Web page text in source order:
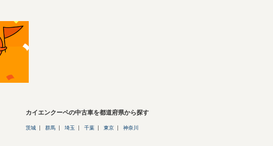
カイエンクーペの中古車を都道府県から探す
茨城 群馬 埼玉 千葉 東京 神奈川